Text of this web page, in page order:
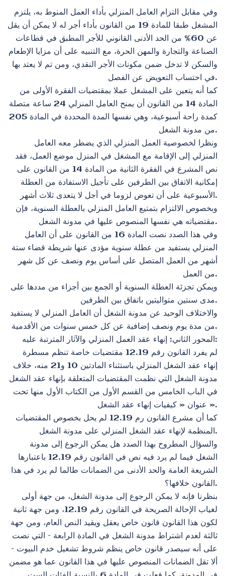
وفي مقابل التزام العامل المنزلي بأداء العمل المنوط به، يلتزم
المشغل طبقا للمادة 19 من القانون بأداء أجر له لا يمكن أن يقل
عن 60% من الحد الأدنى القانوني للأجر المطبق في قطاعات
الصناعة والتجارة والمهن الحرة، مع التنبيه على أن مزايا الإطعام
والسكن لا تدخل ضمن مكونات الأجر النقدي، ومن تم لا يعتد بها
في احتساب التعويض عن الفصل.
كما أنه يتعين على المشغل عملا بمقتضيات الفقرة الأولى من
المادة 14 من القانون أن يمنح العامل المنزلي 24 ساعة متصلة
كمدة راحة أسبوعية، وهي نفسها المدة المحددة في المادة 205
من مدونة الشغل.
ونظرا لخصوصية العمل المنزلي الذي يضطر معه العامل
المنزلي إلى الإقامة مع المشغل في المنزل موضع العمل، فقد
نص المشرع في الفقرة الثانية من المادة 14 من القانون على
إمكانية الاتفاق بين الطرفين على تأجيل الاستفادة من العطلة
الأسبوعية على أن تعوض لزوما في أجل لا يتعدى ثلاث أشهر.
وبخصوص الالتزام بتمتيع العامل المنزلي بالعطلة السنوية، فإن
مقتضياته هي نفسها المنصوص عليها في مدونة الشغل.
وفي هذا الصدد نصت المادة 16 من القانون على أن العامل
المنزلي يستفيد من عطلة سنوية مؤدى عنها شريطة قضاء ستة
أشهر من العمل المتصل على أساس يوم ونصف عن كل شهر
من العمل.
ويمكن تجزئة العطلة السنوية أو الجمع بين أجزاء من مددها على
مدى سنتين متواليتين باتفاق بين الطرفين.
والاختلاف الوحيد عن مدونة الشغل أن العامل المنزلي لا يستفيد
من مدة يوم ونصف إضافية عن كل خمس سنوات من الأقدمية.
المحور الثاني: إنهاء عقد العمل المنزلي والآثار المترتبة عليه:
لم يفرد القانون رقم 12.19 مقتضيات خاصة تنظم مسطرة
إنهاء عقد الشغل المنزلي باستثناء المادتين 10 و21 منه، خلاف
مدونة الشغل التي نظمت المقتضيات المتعلقة بإنهاء عقد الشغل
في الباب الخامس من القسم الأول من الكتاب الأول منها تحت
عنوان « كيفيات إنهاء عقد الشغل ».
كما أن مشرع القانون رم 12.19 لم يحل بخصوص المقتضيات
المنظمة لإنهاء عقد الشغل المنزلي على مدونة الشغل.
والسؤال المطروح بهذا الصدد هل يمكن الرجوع إلى مدونة
الشغل فيما لم يرد فيه نص في القانون رقم 12.19 باعتبارها
الشريعة العامة والحد الأدنى من الضمانات طالما لم يرد في هذا
القانون خلافها؟.
بنظرنا فإنه لا يمكن الرجوع إلى مدونة الشغل، من جهة أولى
لغياب الإحالة الصريحة في القانون رقم 12.19، ومن جهة ثانية
لكون هذا القانون قانون خاص يعقل ويقيد النص العام، ومن جهة
ثالثة لعدم اشتراط مدونة الشغل في المادة الرابعة – التي نصت
على أنه سيصدر قانون خاص ينظم شروط تشغيل خدم البيوت –
ألا تقل الضمانات المنصوص عليها في هذا القانون عما هو مضمن